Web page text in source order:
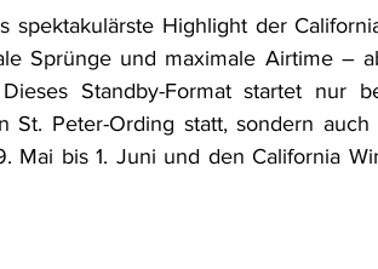
spektakulärste Highlight der
Sprünge und maximale Airtime –
Standby-Format startet nur
Peter-Ording statt, sondern auch
Mai bis 1. Juni und den California